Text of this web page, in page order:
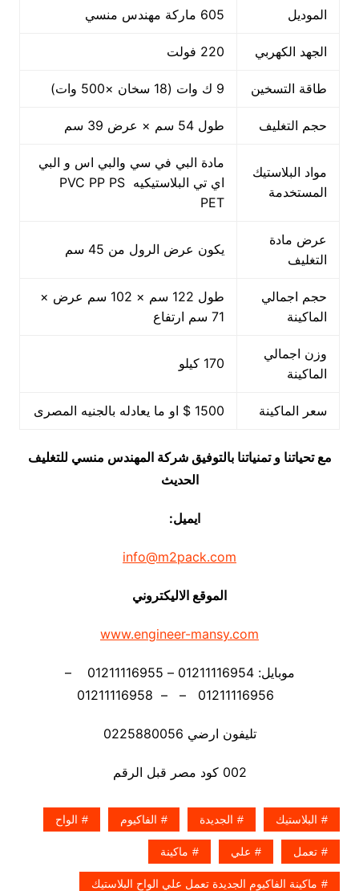
الموديل 605 ماركة مهندس منسي
الجهد الكهربي 220 فولت
طاقة التسخين 9 ك وات (18 سخان ×500 وات)
حجم التغليف طول 54 سم × عرض 39 سم
مواد البلاستيك
المستخدمة
مادة البي في سي والبي اس و البي
اي تي البلاستيكيه PVC PP PS
PET
عرض مادة
التغليف
يكون عرض الرول من 45 سم
حجم اجمالي
الماكينة
طول 122 سم × 102 سم عرض ×
71 سم ارتفاع
وزن اجمالي
الماكينة
170 كيلو
سعر الماكينة 1500 $ او ما يعادله بالجنيه المصرى
مع تحياتنا و تمنياتنا بالتوفيق شركة المهندس منسي للتغليف
الحديث
ايميل:
info@m2pack.com
الموقع الاليكتروني
www.engineer-mansy.com
موبايل: 01211116954 – 01211116955 –
تليفون ارضي 0225880056
002 كود مصر قبل الرقم
البلاستيك الجديدة الفاكيوم الواح
تعمل علي ماكينة
ماكينة الفاكيوم الجديدة تعمل علي الواح البلاستيك